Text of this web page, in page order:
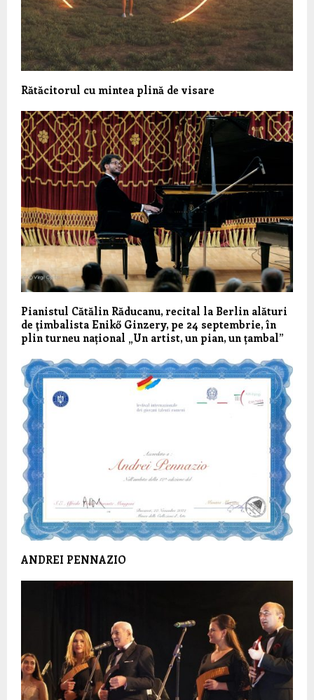
Rătăcitorul cu mintea plină de visare
Pianistul Cătălin Răducanu, recital la Berlin alături
de ţimbalista Enikő Ginzery, pe 24 septembrie, în
plin turneu național „Un artist, un pian, un țambal”
ANDREI PENNAZIO